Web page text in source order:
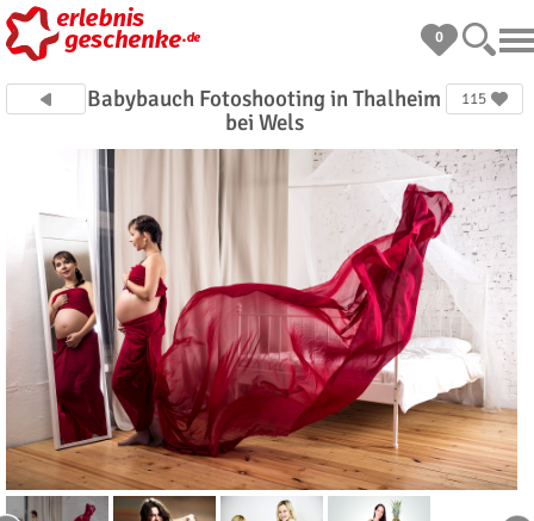
0
Babybauch Fotoshooting in Thalheim
bei Wels
115